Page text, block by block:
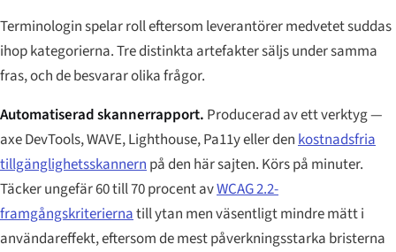
Terminologin spelar roll eftersom leverantörer medvetet suddas
ihop kategorierna. Tre distinkta artefakter säljs under samma
fras, och de besvarar olika frågor.
Automatiserad skannerrapport. Producerad av ett verktyg —
axe DevTools, WAVE, Lighthouse, Pa11y eller denkostnadsfria
tillgänglighetsskannernpå den här sajten. Körs på minuter.
Täcker ungefär 60 till 70 procent avWCAG 2.2-
framgångskriteriernatill ytan men väsentligt mindre mätt i
användareffekt, eftersom de mest påverkningsstarka bristerna